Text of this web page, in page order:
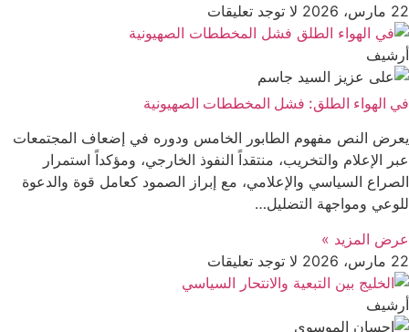
22 مارس، 2026
لا توجد تعليقات
أرشیف
في الهواء الطلق: فشل المخططات الصهيونية
يعرض النص مفهوم الطابور الخامس ودوره في إضعاف المجتمعات
عبر الإعلام والتخريب، منتقداً النفوذ الخارجي، ومؤكداً استمرار
الصراع السياسي والإعلامي، مع إبراز الصمود كعامل قوة والدعوة
للوعي ومواجهة التضليل…
عرض المزید »
22 مارس، 2026
لا توجد تعليقات
أرشیف